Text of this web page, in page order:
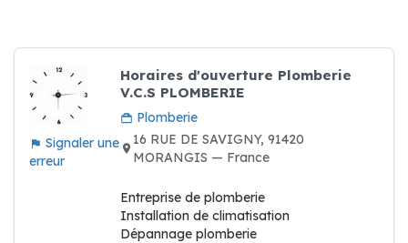
Signaler une
erreur
Horaires d'ouverture Plomberie
V.C.S PLOMBERIE
Plomberie
16 RUE DE SAVIGNY, 91420
MORANGIS — France
Entreprise de plomberie
Installation de climatisation
Dépannage plomberie